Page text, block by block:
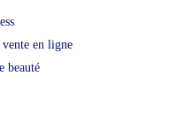
en ligne
beauté